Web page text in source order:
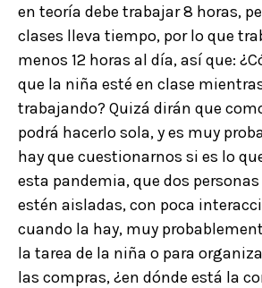
en teoría debe trabajar 8 horas,
clases lleva tiempo, por lo que
menos 12 horas al día, así que:
que la niña esté en clase
trabajando? Quizá dirán que
podrá hacerlo sola, y es muy
hay que cuestionarnos si es lo
esta pandemia, que dos
estén aisladas, con poca
cuando la hay, muy
la tarea de la niña o para
las compras, ¿en dónde está la